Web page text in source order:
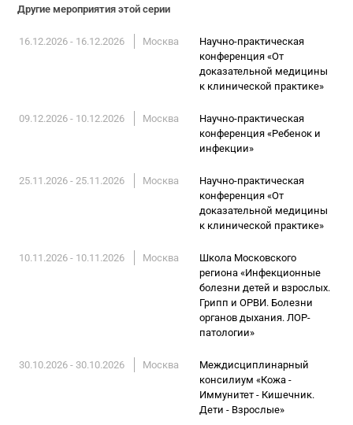
Другие мероприятия этой серии
16.12.2026 - 16.12.2026 Москва
Научно-практическая
конференция «От
доказательной медицины
к клинической практике»
09.12.2026 - 10.12.2026 Москва
Научно-практическая
конференция «Ребенок и
инфекции»
25.11.2026 - 25.11.2026 Москва
Научно-практическая
конференция «От
доказательной медицины
к клинической практике»
10.11.2026 - 10.11.2026 Москва
Школа Московского
региона «Инфекционные
болезни детей и взрослых.
Грипп и ОРВИ. Болезни
органов дыхания. ЛОР-
патологии»
30.10.2026 - 30.10.2026 Москва
Междисциплинарный
консилиум «Кожа -
Иммунитет - Кишечник.
Дети - Взрослые»